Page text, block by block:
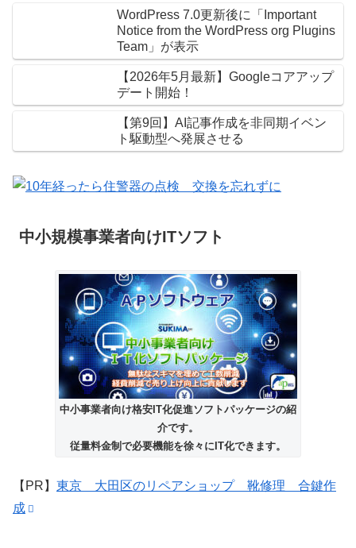
WordPress 7.0更新後に「Important
Notice from the WordPress org Plugins
Team」が表示
【2026年5月最新】Googleコアアップ
デート開始！
【第9回】AI記事作成を非同期イベン
ト駆動型へ発展させる
中小規模事業者向けITソフト
中小事業者向け格安IT化促進ソフトパッケージの紹
介です。
従量料金制で必要機能を徐々にIT化できます。
【PR】 東京 大田区のリペアショップ 靴修理 合鍵作
成